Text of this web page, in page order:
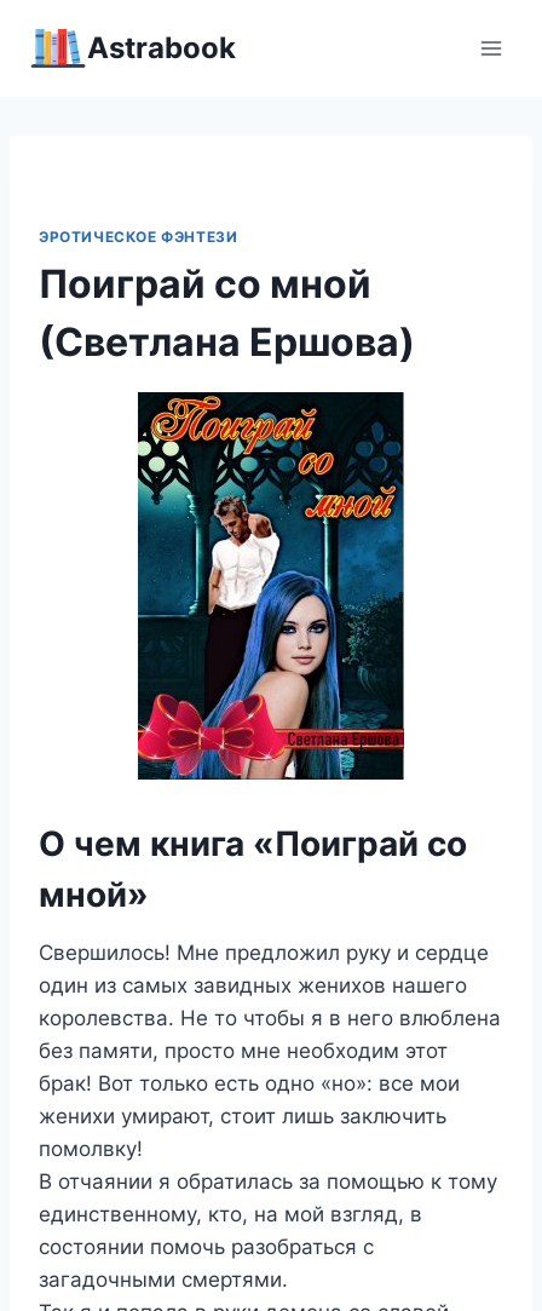
Аstrabook
ЭРОТИЧЕСКОЕ ФЭНТЕЗИ
Поиграй со мной
(Светлана Ершова)
О чем книга «Поиграй со
мной»
Свершилось! Мне предложил руку и сердце
один из самых завидных женихов нашего
королевства. Не то чтобы я в него влюблена
без памяти, просто мне необходим этот
брак! Вот только есть одно «но»: все мои
женихи умирают, стоит лишь заключить
помолвку!
В отчаянии я обратилась за помощью к тому
единственному, кто, на мой взгляд, в
состоянии помочь разобраться с
загадочными смертями.